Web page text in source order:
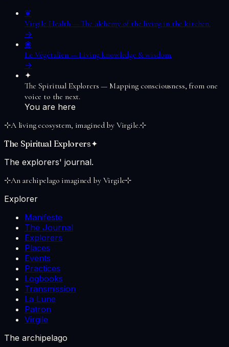
❦
Virgile Health —The alchemy of the living in the kitchen.
→
❀
Le Végétalien — Living knowledge & wisdom.
→
✦
The Spiritual Explorers — Mapping consciousness, from one
voice to the next.
You are here
⊹A living ecosystem, imagined by Virgile.⊹
The Spiritual Explorers✦
The explorers' journal.
⊹An archipelago imagined by Virgile⊹
Explorer
Manifeste
The Journal
Explorers
Places
Events
Practices
Logbooks
Transmission
La Lune
Patron
Virgile
The archipelago